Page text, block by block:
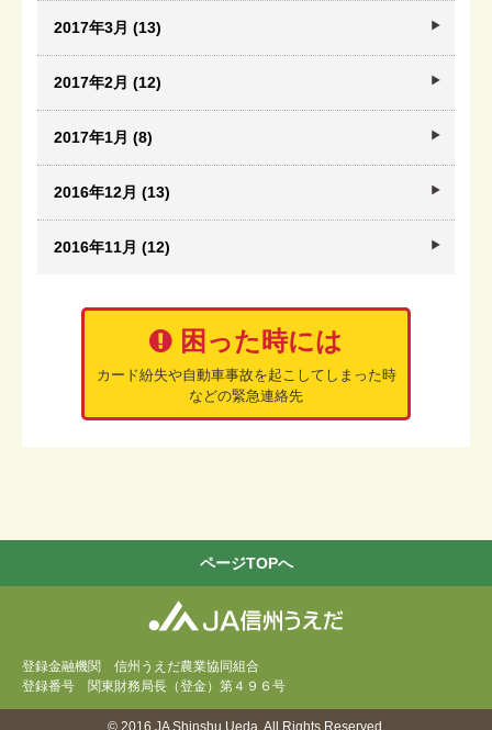
2017年3月 (13)
2017年2月 (12)
2017年1月 (8)
2016年12月 (13)
2016年11月 (12)
困った時には
カード紛失や自動車事故を起こしてしまった時
などの緊急連絡先
ページTOPへ
登録金融機関 信州うえだ農業協同組合
登録番号 関東財務局長（登金）第４９６号
© 2016 JA Shinshu Ueda. All Rights Reserved.